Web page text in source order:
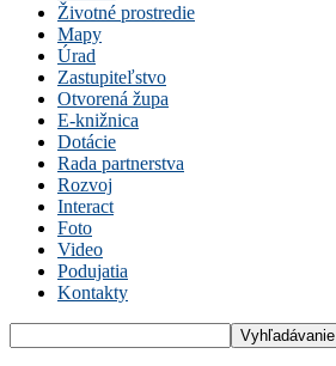
Životné prostredie
Mapy
Úrad
Zastupiteľstvo
Otvorená župa
E-knižnica
Dotácie
Rada partnerstva
Rozvoj
Interact
Foto
Video
Podujatia
Kontakty